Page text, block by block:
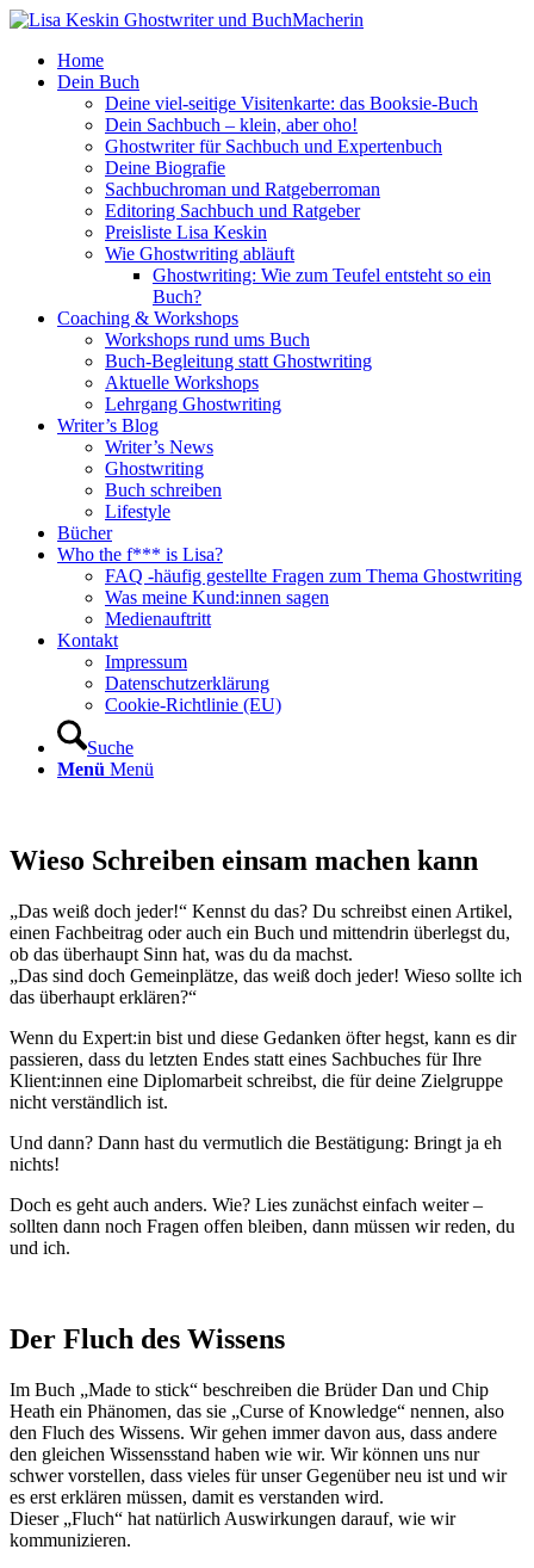
Home
Dein Buch
Deine viel-seitige Visitenkarte: das Booksie-Buch
Dein Sachbuch – klein, aber oho!
Ghostwriter für Sachbuch und Expertenbuch
Deine Biografie
Sachbuchroman und Ratgeberroman
Editoring Sachbuch und Ratgeber
Preisliste Lisa Keskin
Wie Ghostwriting abläuft
Ghostwriting: Wie zum Teufel entsteht so ein
Buch?
Coaching & Workshops
Workshops rund ums Buch
Buch-Begleitung statt Ghostwriting
Aktuelle Workshops
Lehrgang Ghostwriting
Writer’s Blog
Writer’s News
Ghostwriting
Buch schreiben
Lifestyle
Bücher
Who the f*** is Lisa?
FAQ -häufig gestellte Fragen zum Thema Ghostwriting
Was meine Kund:innen sagen
Medienauftritt
Kontakt
Impressum
Datenschutzerklärung
Cookie-Richtlinie (EU)
Suche
Menü Menü
Wieso Schreiben einsam machen kann
„Das weiß doch jeder!“ Kennst du das? Du schreibst einen Artikel,
einen Fachbeitrag oder auch ein Buch und mittendrin überlegst du,
ob das überhaupt Sinn hat, was du da machst.
„Das sind doch Gemeinplätze, das weiß doch jeder! Wieso sollte ich
das überhaupt erklären?“
Wenn du Expert:in bist und diese Gedanken öfter hegst, kann es dir
passieren, dass du letzten Endes statt eines Sachbuches für Ihre
Klient:innen eine Diplomarbeit schreibst, die für deine Zielgruppe
nicht verständlich ist.
Und dann? Dann hast du vermutlich die Bestätigung: Bringt ja eh
nichts!
Doch es geht auch anders. Wie? Lies zunächst einfach weiter –
sollten dann noch Fragen offen bleiben, dann müssen wir reden, du
und ich.
Der Fluch des Wissens
Im Buch „Made to stick“ beschreiben die Brüder Dan und Chip
Heath ein Phänomen, das sie „Curse of Knowledge“ nennen, also
den Fluch des Wissens. Wir gehen immer davon aus, dass andere
den gleichen Wissensstand haben wie wir. Wir können uns nur
schwer vorstellen, dass vieles für unser Gegenüber neu ist und wir
es erst erklären müssen, damit es verstanden wird.
Dieser „Fluch“ hat natürlich Auswirkungen darauf, wie wir
kommunizieren.